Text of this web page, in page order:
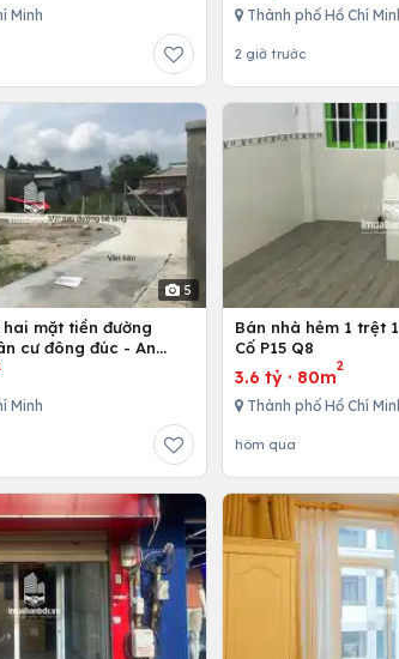
Minh Thành phố Hồ Chí
2 giờ trước
5
hai mặt tiền đường
cư đông đúc - An
Bà Rịa
Minh
Bán nhà hẻm 1 trệt
Cố P15 Q8
3.6 tỷ · 80m
2
Thành phố Hồ Chí
hôm qua